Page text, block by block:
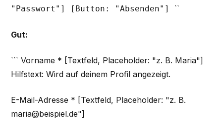
"Passwort"] [Button: "Absenden"] ``
Gut:
``` Vorname * [Textfeld, Placeholder: "z. B. Maria"]
Hilfstext: Wird auf deinem Profil angezeigt.
E-Mail-Adresse * [Textfeld, Placeholder: "z. B.
maria@beispiel.de"]